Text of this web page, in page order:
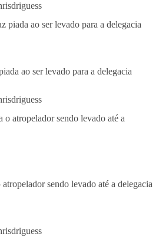
ao ser levado para a delegacia
sendo levado até a delegacia